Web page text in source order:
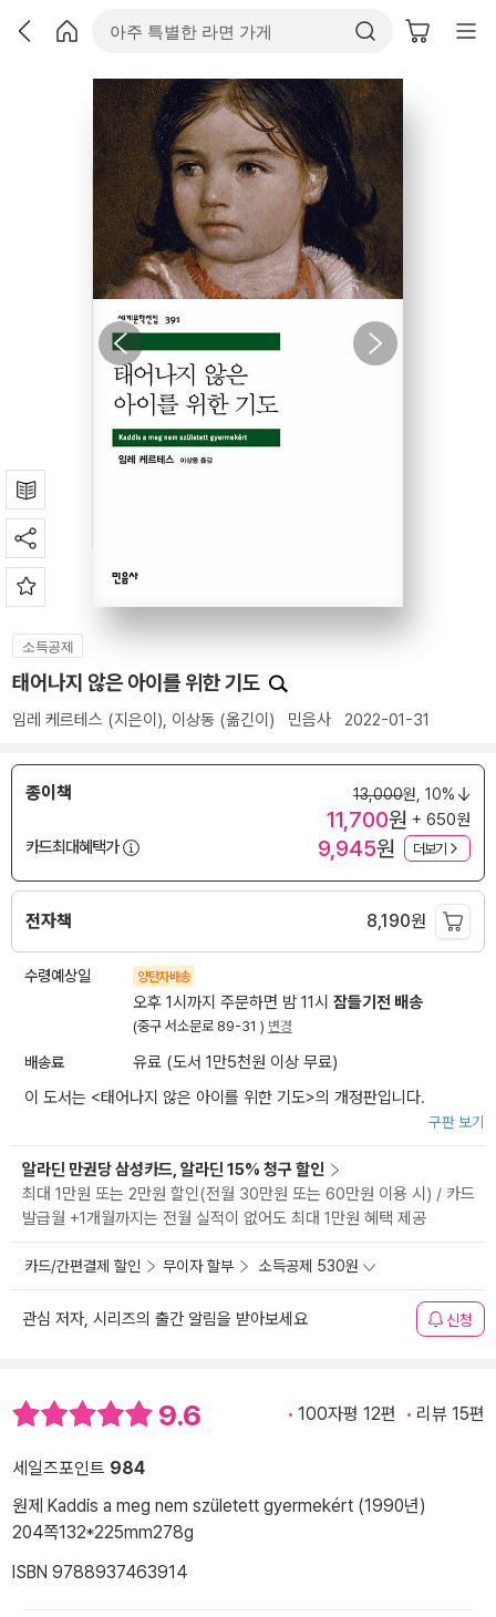
소득공제
태어나지 않은 아이를 위한 기도
임레 케르테스 (지은이), 이상동 (옮긴이) 민음사 2022-01-31
종이책 13,000원, 10%
11,700원 + 650원
카드최대혜택가
9,945원 더보기
전자책 8,190원
수령예상일 양탄자배송
오후 1시까지 주문하면 밤 11시 잠들기전 배송
(중구 서소문로 89-31 ) 변경
배송료
유료 (도서 1만5천원 이상 무료)
이 도서는 <태어나지 않은 아이를 위한 기도>의 개정판입니다.
구판 보기
알라딘 만권당 삼성카드, 알라딘 15% 청구 할인
최대 1만원 또는 2만원 할인(전월 30만원 또는 60만원 이용 시) / 카드
발급월 +1개월까지는 전월 실적이 없어도 최대 1만원 혜택 제공
카드/간편결제 할인 무이자 할부 소득공제 530원
관심 저자, 시리즈의 출간 알림을 받아보세요 신청
9.6 100자평 12편 리뷰 15편
세일즈포인트 984
원제 Kaddis a meg nem született gyermekért (1990년)
204쪽132*225mm278g
ISBN 9788937463914